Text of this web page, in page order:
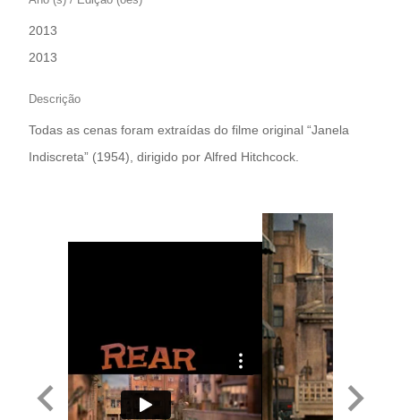
2013
|2013
Descrição
Todas as cenas foram extraídas do filme original “Janela
Indiscreta” (1954), dirigido por Alfred Hitchcock.